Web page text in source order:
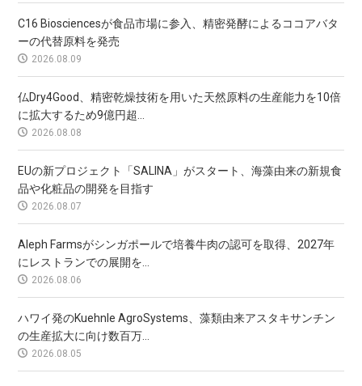
C16 Biosciencesが食品市場に参入、精密発酵によるココアバタ
ーの代替原料を発売
2026.08.09
仏Dry4Good、精密乾燥技術を用いた天然原料の生産能力を10倍
に拡大するため9億円超...
2026.08.08
EUの新プロジェクト「SALINA」がスタート、海藻由来の新規食
品や化粧品の開発を目指す
2026.08.07
Aleph Farmsがシンガポールで培養牛肉の認可を取得、2027年
にレストランでの展開を...
2026.08.06
ハワイ発のKuehnle AgroSystems、藻類由来アスタキサンチン
の生産拡大に向け数百万...
2026.08.05